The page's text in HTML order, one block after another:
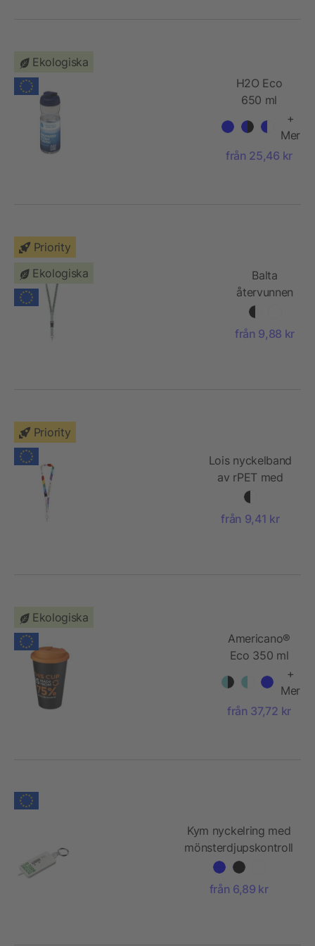
Ekologiska
H2O Eco
650 ml
sportflaska
med
uppfällbart
+
Mer
från 25,46 kr
Priority
Ekologiska
Balta
återvunnen
PET
logoband
från 9,88 kr
Priority
Lois nyckelband
av rPET med
säkerhetsspänne
från 9,41 kr
Ekologiska
Americano®
Eco 350 ml
termosmugg
av
återvunnet
+
Mer
från 37,72 kr
Kym nyckelring med
mönsterdjupskontroll
för däck av
återvunnet material
från 6,89 kr